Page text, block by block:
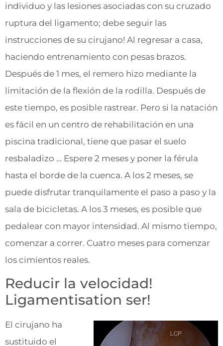
individuo y las lesiones asociadas con su cruzado
ruptura del ligamento; debe seguir las
instrucciones de su cirujano! Al regresar a casa,
haciendo entrenamiento con pesas brazos.
Después de 1 mes, el remero hizo mediante la
limitación de la flexión de la rodilla. Después de
este tiempo, es posible rastrear. Pero si la natación
es fácil en un centro de rehabilitación en una
piscina tradicional, tiene que pasar el suelo
resbaladizo … Espere 2 meses y poner la férula
hasta el borde de la cuenca. A los 2 meses, se
puede disfrutar tranquilamente el paso a paso y la
sala de bicicletas. A los 3 meses, es posible que
pedalear con mayor intensidad. Al mismo tiempo,
comenzar a correr. Cuatro meses para comenzar
los cimientos reales.
Reducir la velocidad!
Ligamentisation ser!
El cirujano ha
sustituido el